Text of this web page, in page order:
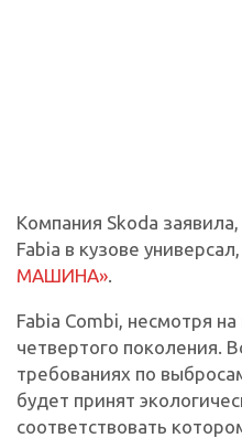
Компания Skoda
Fabia в кузове
МАШИНА».
Fabia Combi, несмотря
четвертого поколения.
требованиях по
будет принят
соответствовать